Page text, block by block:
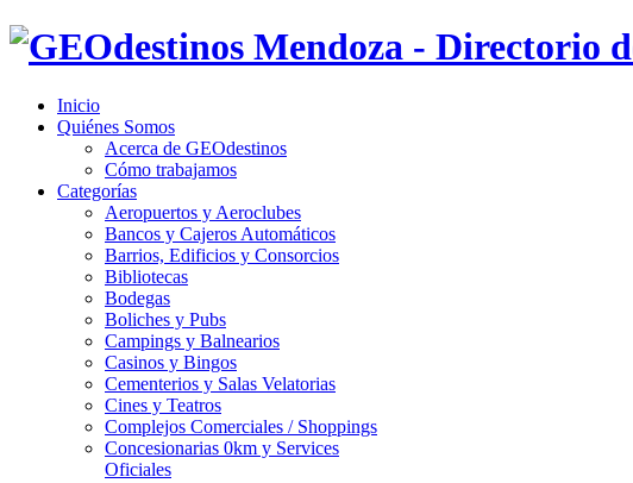
Inicio
Quiénes Somos
Acerca de GEOdestinos
Cómo trabajamos
Categorías
Aeropuertos y Aeroclubes
Bancos y Cajeros Automáticos
Barrios, Edificios y Consorcios
Bibliotecas
Bodegas
Boliches y Pubs
Campings y Balnearios
Casinos y Bingos
Cementerios y Salas Velatorias
Cines y Teatros
Complejos Comerciales / Shoppings
Concesionarias 0km y Services
Oficiales